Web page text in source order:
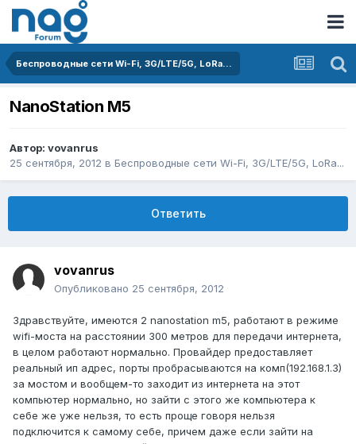
Беспроводные сети Wi-Fi, 3G/LTE/5G, LoRa...
NanoStation M5
Автор: vovanrus
25 сентября, 2012 в Беспроводные сети Wi-Fi, 3G/LTE/5G, LoRa...
Ответить
vovanrus
Опубликовано 25 сентября, 2012
Здравствуйте, имеются 2 nanostation m5, работают в режиме
wifi-моста на расстоянии 300 метров для передачи интернета,
в целом работают нормально. Провайдер предоставляет
реальный ип адрес, порты пробрасываются на комп(192.168.1.3)
за мостом и вообщем-то заходит из интернета на этот
компьютер нормально, но зайти с этого же компьютера к
себе же уже нельзя, то есть проще говоря нельзя
подключится к самому себе, причем даже если зайти на